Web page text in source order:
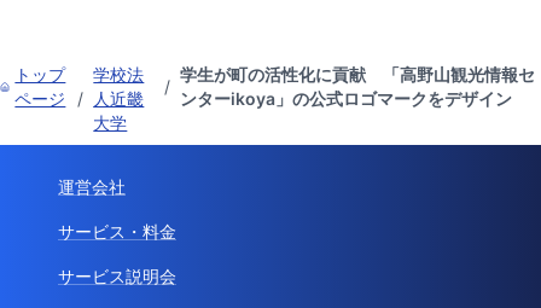
トップ
ページ
/
学校法
人近畿
大学
/
学生が町の活性化に貢献 「高野山観光情報セ
ンターikoya」の公式ロゴマークをデザイン
運営会社
サービス・料金
サービス説明会